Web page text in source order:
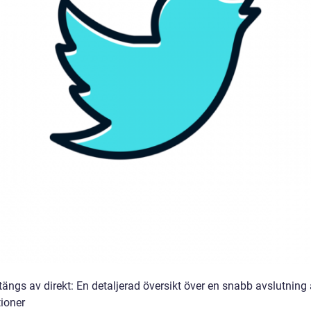
av direkt: En detaljerad översikt över en snabb avslutning